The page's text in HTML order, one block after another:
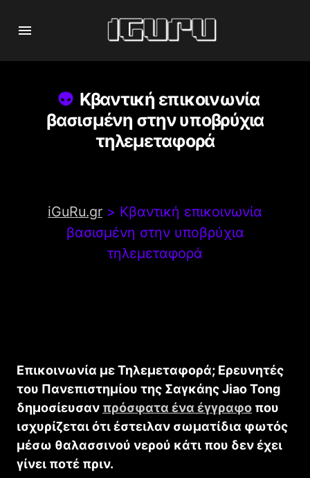
Κβαντική επικοινωνία
βασισμένη στην υποβρύχια
τηλεμεταφορά
iGuRu.gr > Κβαντική επικοινωνία
βασισμένη στην υποβρύχια
τηλεμεταφορά
Επικοινωνία με Τηλεμεταφορά; Ερευνητές
του Πανεπιστημίου της Σαγκάης Jiao Tong
δημοσίευσαν πρόσφατα ένα έγγραφο που
ισχυρίζεται ότι έστειλαν σωματίδια φωτός
μέσω θαλασσινού νερού κάτι που δεν έχει
γίνει ποτέ πριν.